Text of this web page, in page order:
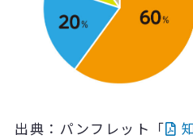
出典：パンフレット「